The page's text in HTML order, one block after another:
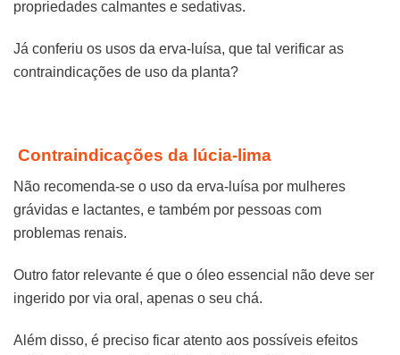
propriedades calmantes e sedativas.
Já conferiu os usos da erva-luísa, que tal verificar as
contraindicações de uso da planta?
Contraindicações da lúcia-lima
Não recomenda-se o uso da erva-luísa por mulheres
grávidas e lactantes, e também por pessoas com
problemas renais.
Outro fator relevante é que o óleo essencial não deve ser
ingerido por via oral, apenas o seu chá.
Além disso, é preciso ficar atento aos possíveis efeitos